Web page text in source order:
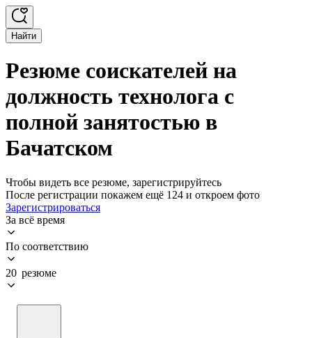
Найти
Резюме соискателей на
должность технолога с
полной занятостью в
Бачатском
Чтобы видеть все резюме, зарегистрируйтесь
После регистрации покажем ещё 124 и откроем фото
Зарегистрироваться
За всё время
По соответствию
20 резюме